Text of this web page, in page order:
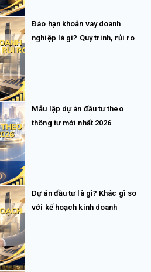
Đáo hạn khoản vay doanh
nghiệp là gì? Quy trình, rủi ro
Mẫu lập dự án đầu tư theo
thông tư mới nhất 2026
Dự án đầu tư là gì? Khác gì so
với kế hoạch kinh doanh